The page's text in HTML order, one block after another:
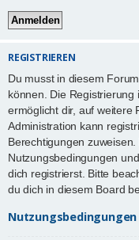
REGISTRIEREN
Du musst in diesem
können. Die Registrierung
ermöglicht dir, auf weitere
Administration kann
Berechtigungen
Nutzungsbedingungen
dich registrierst. Bitte
du dich in diesem Board
Nutzungsbedingungen